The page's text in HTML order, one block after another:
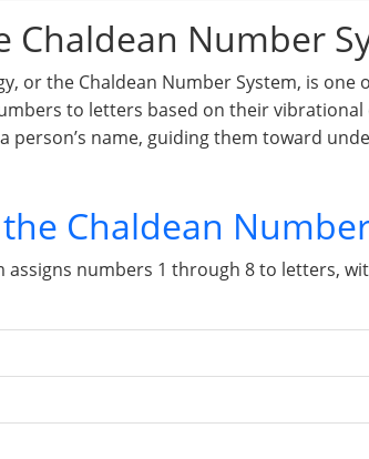
Chaldean Number
or the Chaldean Number System, is
to letters based on their
person’s name, guiding them toward
Chaldean
assigns numbers 1 through 8 to letters,